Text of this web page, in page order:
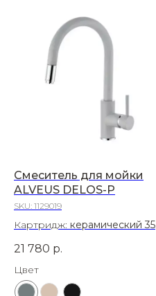
Смеситель для мойки
ALVEUS DELOS-P
SKU: 1129019
Картридж: керамический 35
Материал:
21 780 р.
Цвет